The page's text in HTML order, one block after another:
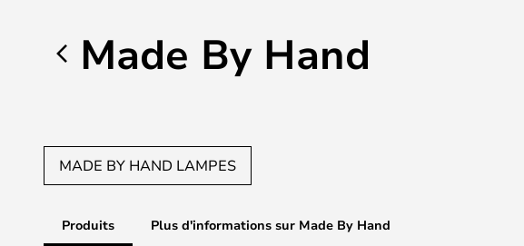
Made By Hand
MADE BY HAND LAMPES
Produits Plus d'informations sur Made By Hand